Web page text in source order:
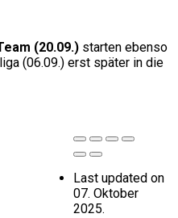
(20.09.) starten ebenso
(06.09.) erst später in die
Last updated on
07. Oktober
2025.